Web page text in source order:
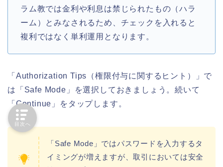
ラム教では金利や利息は禁じられたもの（ハラ
ーム）とみなされるため、チェックを入れると
複利ではなく単利運用となります。
「Authorization Tips（権限付与に関するヒント）」で
は「Safe Mode」を選択しておきましょう。続いて
「Continue」をタップします。
「Safe Mode」ではパスワードを入力するタ
イミングが増えますが、取引においては安全
目次へ